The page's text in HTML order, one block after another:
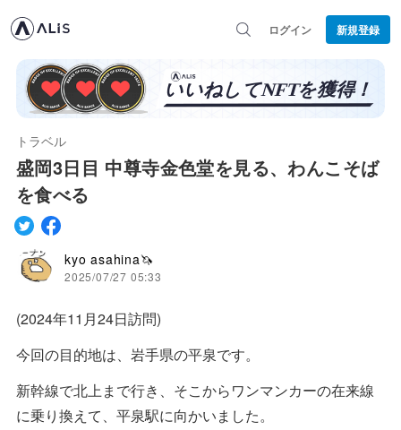
ログイン 新規登録
トラベル
盛岡3日目 中尊寺金色堂を見る、わんこそば
を食べる
kyo asahina🦄
2025/07/27 05:33
(2024年11月24日訪問)
今回の目的地は、岩手県の平泉です。
新幹線で北上まで行き、そこからワンマンカーの在来線
に乗り換えて、平泉駅に向かいました。